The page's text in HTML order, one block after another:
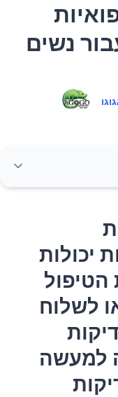
נשים
שאת באמת
בדיקות
עליהן. איזה
יכולות
לשלוח
למעשה